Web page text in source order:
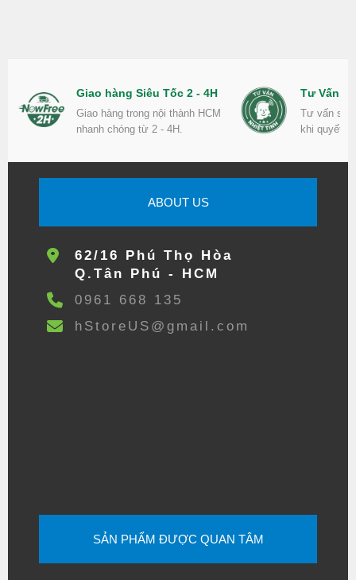
Giao hàng Siêu Tốc 2 - 4H
Giao hàng trong nội thành HCM
nhanh chóng từ 2 - 4H.
Tư Vấn
Tư vấn
khi quyết
ABOUT US
62/16 Phú Thọ Hòa
Q.Tân Phú - HCM
0961 668 135
hStoreUS@gmail.com
SẢN PHẨM ĐƯỢC QUAN TÂM